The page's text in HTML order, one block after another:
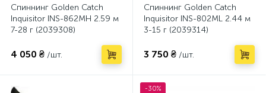
Спиннинг Golden Catch
Inquisitor INS-862MH 2.59 м
7-28 г (2039308)
4 050 ₴ /шт.
Спиннинг Golden Catch
Inquisitor INS-802ML 2.44 м
3-15 г (2039314)
3 750 ₴ /шт.
-30%